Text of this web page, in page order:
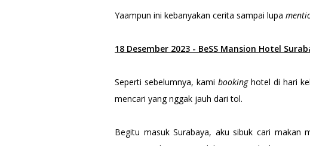
Yaampun ini kebanyakan cerita sampai lupa
18 Desember 2023 - BeSS Mansion Hotel
Seperti sebelumnya, kami bookinghotel di hari
mencari yang nggak jauh dari tol.
Begitu masuk Surabaya, aku sibuk cari makan